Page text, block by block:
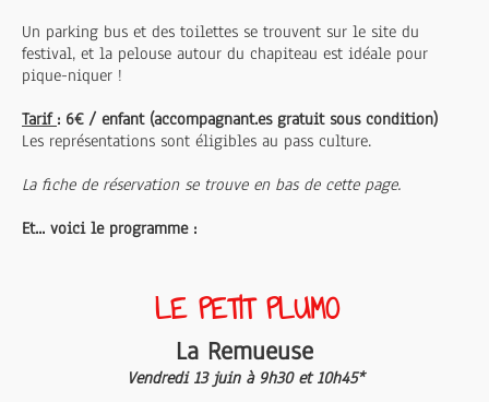
Un parking bus et des toilettes se trouvent sur le site du
festival, et la pelouse autour du chapiteau est idéale pour
pique-niquer !
Tarif : 6€ / enfant (accompagnant.es gratuit sous condition)
Les représentations sont éligibles au pass culture.
La fiche de réservation se trouve en bas de cette page.
Et... voici le programme :
LE PETIT PLUMO
La Remueuse
Vendredi 13 juin à 9h30 et 10h45*